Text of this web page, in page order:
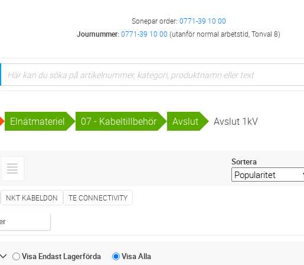
Sonepar order: 0771-39 10 00
Journummer:0771-39 10 00 (utanför normal arbetstid, Tonval 8)
Elnätmateriel 07 - Kabeltillbehör Avslut Avslut 1kV
Sortera
NKT KABELDON TE CONNECTIVITY
Visa Endast Lagerförda VisaAlla